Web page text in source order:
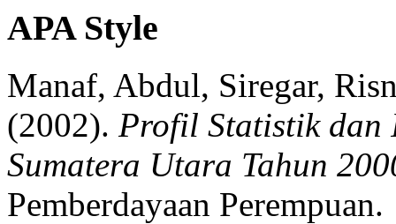
APA Style
Manaf, Abdul, Siregar,
(2002). Profil Statistik dan
Sumatera Utara Tahun
Pemberdayaan Perempuan.